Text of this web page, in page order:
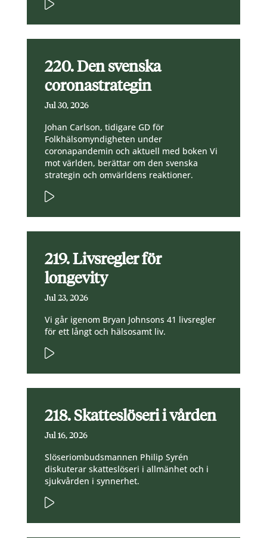
220. Den svenska
coronastrategin
Jul 30, 2026
Johan Carlson, tidigare GD för
Folkhälsomyndigheten under
coronapandemin och aktuell med boken Vi
mot världen, berättar om den svenska
strategin och omvärldens reaktioner.
219. Livsregler för
longevity
Jul 23, 2026
Vi går igenom Bryan Johnsons 41 livsregler
för ett långt och hälsosamt liv.
218. Skatteslöseri i vården
Jul 16, 2026
Slöseriombudsmannen Philip Syrén
diskuterar skatteslöseri i allmänhet och i
sjukvården i synnerhet.